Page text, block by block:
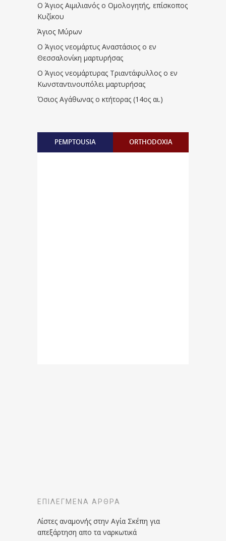
Ο Άγιος Αιμιλιανός ο Ομολογητής, επίσκοπος
Κυζίκου
Άγιος Μύρων
Ο Άγιος νεομάρτυς Αναστάσιος ο εν
Θεσσαλονίκη μαρτυρήσας
Ο Άγιος νεομάρτυρας Τριαντάφυλλος ο εν
Κωνσταντινουπόλει μαρτυρήσας
Όσιος Αγάθωνας ο κτήτορας (14ος αι.)
PEMPTOUSIA ORTHODOXIA
ΕΠΙΛΕΓΜΈΝΑ ΆΡΘΡΑ
Λίστες αναμονής στην Αγία Σκέπη για
απεξάρτηση απο τα ναρκωτικά